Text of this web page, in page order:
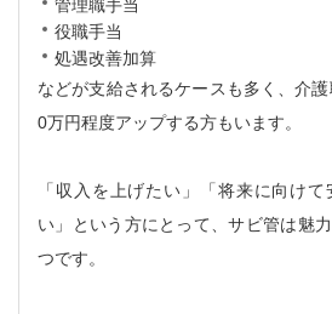
管理職手当
役職手当
処遇改善加算
などが支給されるケースも多く、介
0万円程度アップする方もいます。
「収入を上げたい」「将来に向け
い」という方にとって、サビ管は魅
つです。